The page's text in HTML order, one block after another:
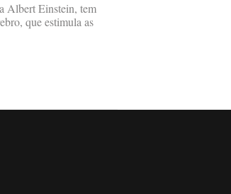
Albert Einstein, tem
que estimula as